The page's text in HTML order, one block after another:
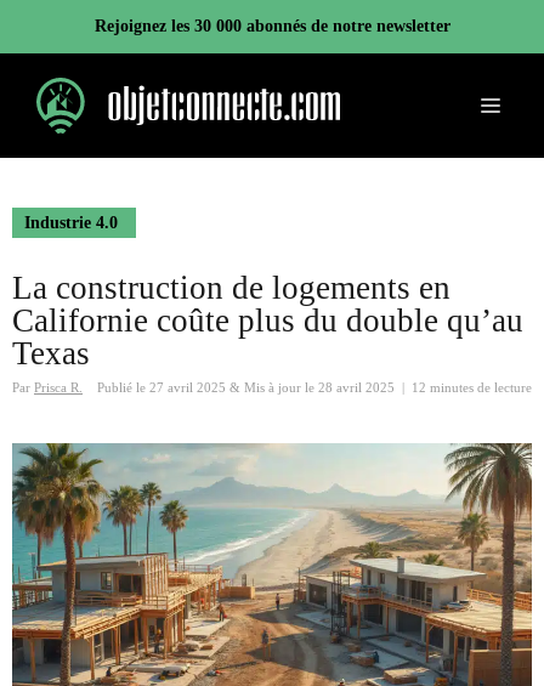
contenu
Rejoignez les 30 000 abonnés de notre newsletter
Menu
Industrie 4.0
La construction de logements en
Californie coûte plus du double qu’au
Texas
Par Prisca R. Publié le 27 avril 2025 & Mis à jour le 28 avril 2025 12 minutes de lecture